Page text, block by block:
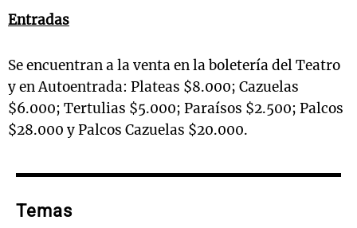
Entradas
Se encuentran a la venta en la boletería del Teatro
y en Autoentrada: Plateas $8.000; Cazuelas
$6.000; Tertulias $5.000; Paraísos $2.500; Palcos
$28.000 y Palcos Cazuelas $20.000.
Temas